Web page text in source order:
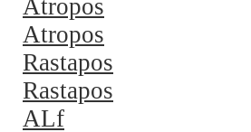
Atropos
Atropos
Rastapos
Rastapos
ALf